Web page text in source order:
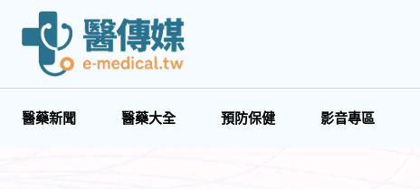
醫藥新聞 醫藥大全 預防保健 影音專區